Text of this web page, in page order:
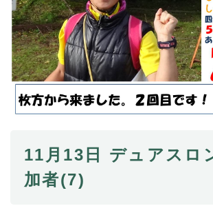
11月13日 デュアスロ
加者(7)